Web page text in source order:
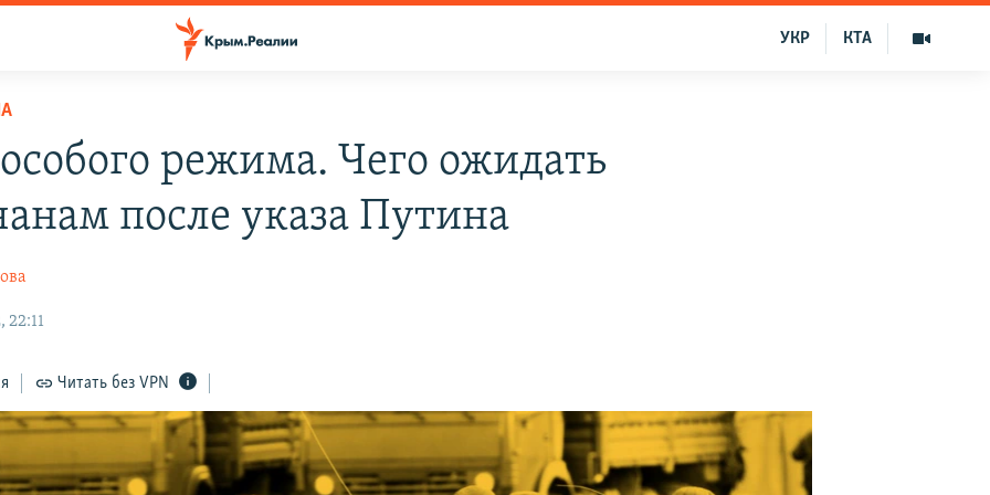
КТА
УКР
режима. Чего ожидать
после указа Путина
22:11
Читать без VPN